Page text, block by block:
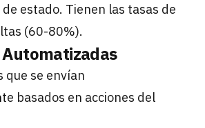
estado. Tienen las tasas de
(60-80%).
que se envían
basados en acciones del